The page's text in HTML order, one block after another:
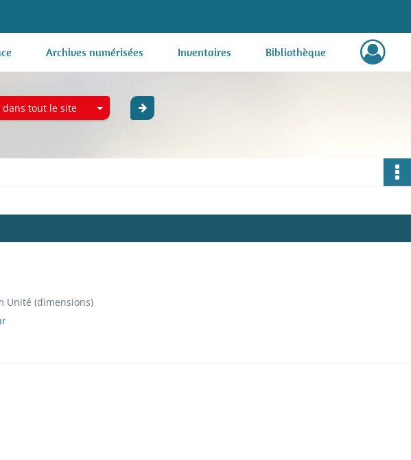
Archives numérisées Inventaires Bibliothèque
dans tout le site
Unité (dimensions)